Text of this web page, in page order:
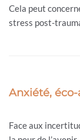
Cela peut
stress post-
Anxiété,
Face aux